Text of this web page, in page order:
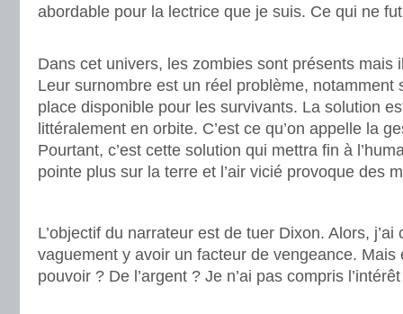
abordable pour la lectrice que je suis. Ce qui ne
Dans cet univers, les zombies sont présents mais
Leur surnombre est un réel problème, notamment
place disponible pour les survivants. La solution
littéralement en orbite. C’est ce qu’on appelle la
Pourtant, c’est cette solution qui mettra fin à
pointe plus sur la terre et l’air vicié provoque des
L’objectif du narrateur est de tuer Dixon. Alors, j’ai
vaguement y avoir un facteur de vengeance. Mais
pouvoir ? De l’argent ? Je n’ai pas compris